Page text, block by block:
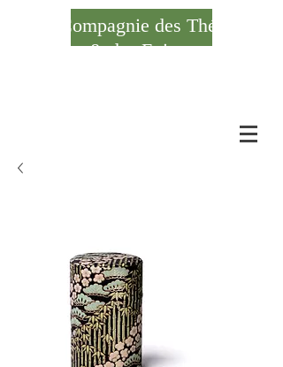
Compagnie des Thés
& des Epices